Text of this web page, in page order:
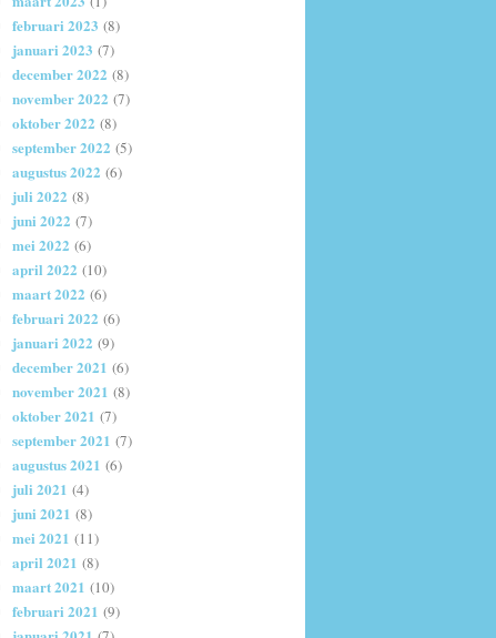
februari 2023 (8)
januari 2023 (7)
december 2022 (8)
november 2022 (7)
oktober 2022 (8)
september 2022 (5)
augustus 2022 (6)
juli 2022 (8)
juni 2022 (7)
mei 2022 (6)
april 2022 (10)
maart 2022 (6)
februari 2022 (6)
januari 2022 (9)
december 2021 (6)
november 2021 (8)
oktober 2021 (7)
september 2021 (7)
augustus 2021 (6)
juli 2021 (4)
juni 2021 (8)
mei 2021 (11)
april 2021 (8)
maart 2021 (10)
februari 2021 (9)